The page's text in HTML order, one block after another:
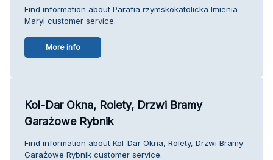
Find information about Parafia rzymskokatolicka Imienia
Maryi customer service.
More info
Kol-Dar Okna, Rolety, Drzwi Bramy
Garażowe Rybnik
Find information about Kol-Dar Okna, Rolety, Drzwi Bramy
Garażowe Rybnik customer service.